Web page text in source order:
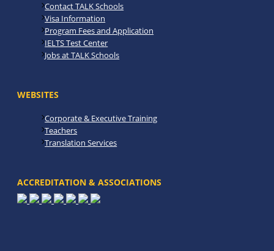
Contact TALK Schools
Visa Information
Program Fees and Application
IELTS Test Center
Jobs at TALK Schools
WEBSITES
Corporate & Executive Training
Teachers
Translation Services
ACCREDITATION & ASSOCIATIONS